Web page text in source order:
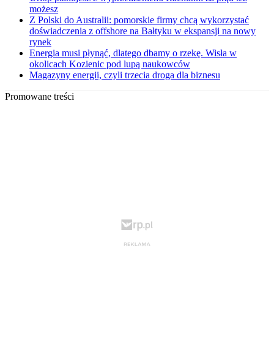
możesz
Z Polski do Australii: pomorskie firmy chcą wykorzystać
doświadczenia z offshore na Bałtyku w ekspansji na nowy
rynek
Energia musi płynąć, dlatego dbamy o rzekę. Wisła w
okolicach Kozienic pod lupą naukowców
Magazyny energii, czyli trzecia droga dla biznesu
Promowane treści